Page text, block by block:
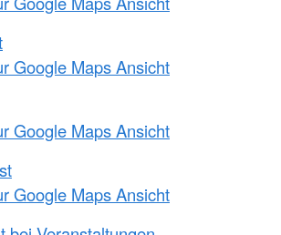
Google Maps Ansicht
Google Maps Ansicht
Google Maps Ansicht